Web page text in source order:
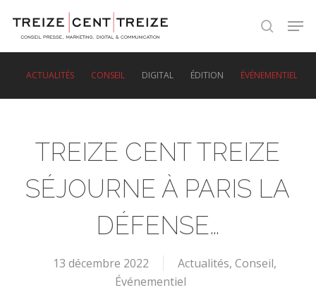
search
ACTUALITÉS CONSEIL DIGITAL ÉDITION ÉVÉNEMENTIEL
TREIZE CENT TREIZE
SÉJOURNE À PARIS LA
DÉFENSE…
13 décembre 2022 Actualités,Conseil,
Événementiel